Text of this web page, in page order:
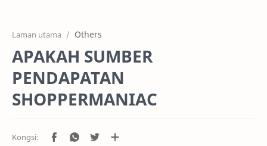
Laman utama Others
APAKAH SUMBER
PENDAPATAN
SHOPPERMANIAC